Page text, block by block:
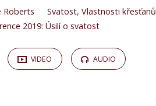
Roberts Svatost,Vlastnosti křesťanů
2019: Úsilí o svatost
VIDEO AUDIO